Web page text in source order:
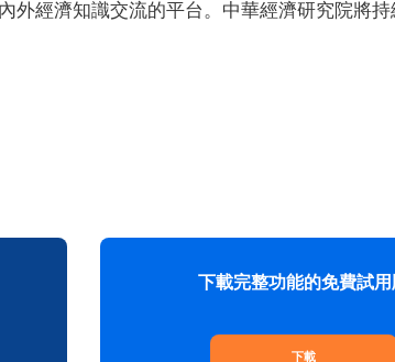
外經濟知識交流的平台。中華經濟研究院將
下載完整功能的免費試用
下載